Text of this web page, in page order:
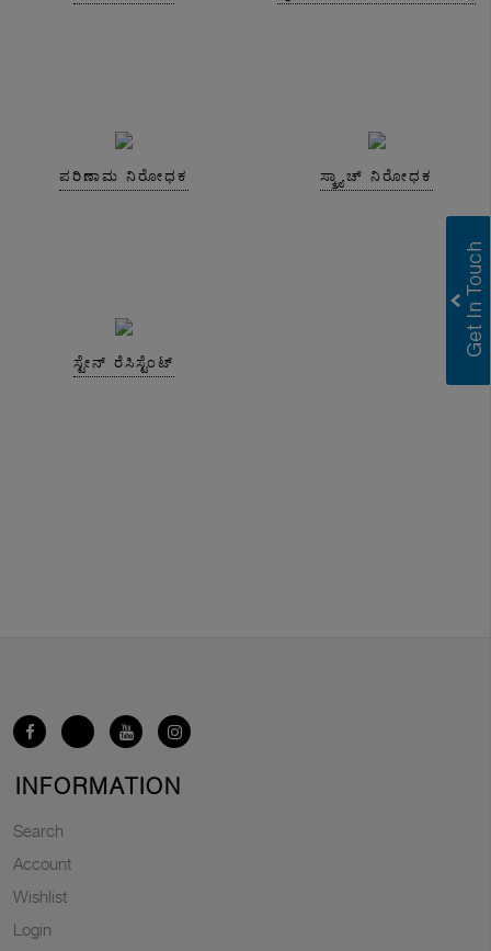
ಪರಿಣಾಮ ನಿರೋಧಕ ಸ್ಕ್ರ್ಯಾಚ್ ನಿರೋಧಕ
ಸ್ಟೇನ್ ರೆಸಿಸ್ಟೆಂಟ್
INFORMATION
Search
Account
Wishlist
Login